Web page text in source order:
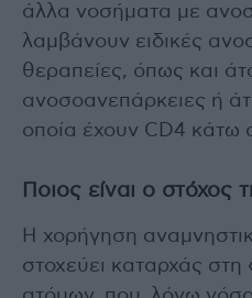
άλλα νοσήματα με
λαμβάνουν ειδικές
θεραπείες, όπως και
ανοσοανεπάρκειες ή
οποία έχουν CD4 κάτω
Ποιος είναι ο στόχος
Η χορήγηση
στοχεύει καταρχάς